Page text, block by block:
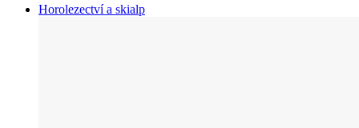
Horolezectví a skialp